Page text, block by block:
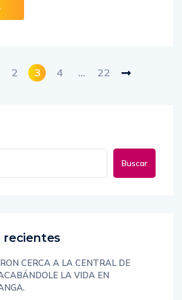
2 3 4 … 22
Buscar
recientes
CERCA A LA CENTRAL DE
LA VIDA EN